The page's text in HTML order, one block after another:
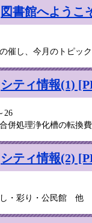
図書館へようこ
催し、今月のトピッ
シティ情報(1)
26
併処理浄化槽の転換
シティ情報(2)
・彩り・公民館 他